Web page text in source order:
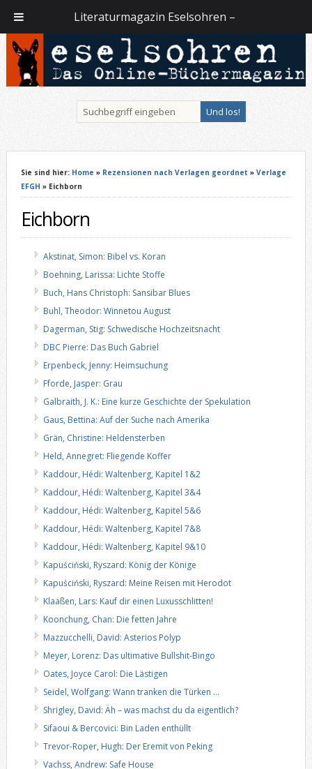
Sie sind hier: Home » Rezensionen nach Verlagen geordnet » Verlage
EFGH » Eichborn
Eichborn
Akstinat, Simon: Bibel vs. Koran
Boehning, Larissa: Lichte Stoffe
Buch, Hans Christoph: Sansibar Blues
Buhl, Theodor: Winnetou August
Dagerman, Stig: Schwedische Hochzeitsnacht
DBC Pierre: Das Buch Gabriel
Erpenbeck, Jenny: Heimsuchung
Fforde, Jasper: Grau
Galbraith, J. K.: Eine kurze Geschichte der Spekulation
Gaus, Bettina: Auf der Suche nach Amerika
Grän, Christine: Heldensterben
Held, Annegret: Fliegende Koffer
Kaddour, Hédi: Waltenberg, Kapitel 1&2
Kaddour, Hédi: Waltenberg, Kapitel 3&4
Kaddour, Hédi: Waltenberg, Kapitel 5&6
Kaddour, Hédi: Waltenberg, Kapitel 7&8
Kaddour, Hédi: Waltenberg, Kapitel 9&10
Kapuściński, Ryszard: König der Könige
Kapuściński, Ryszard: Meine Reisen mit Herodot
Klaaßen, Lars: Kauf dir einen Luxusschlitten!
Koonchung, Chan: Die fetten Jahre
Mazzucchelli, David: Asterios Polyp
Meyer, Lorenz: Das ultimative Bullshit-Bingo
Oates, Joyce Carol: Die Lästigen
Seidel, Wolfgang: Wann tranken die Türken …
Shrigley, David: Äh – was machst du da eigentlich?
Sifaoui & Bercovici: Bin Laden enthüllt
Trevor-Roper, Hugh: Der Eremit von Peking
Vachss, Andrew: Safe House
Literaturmagazin Eselsohren –